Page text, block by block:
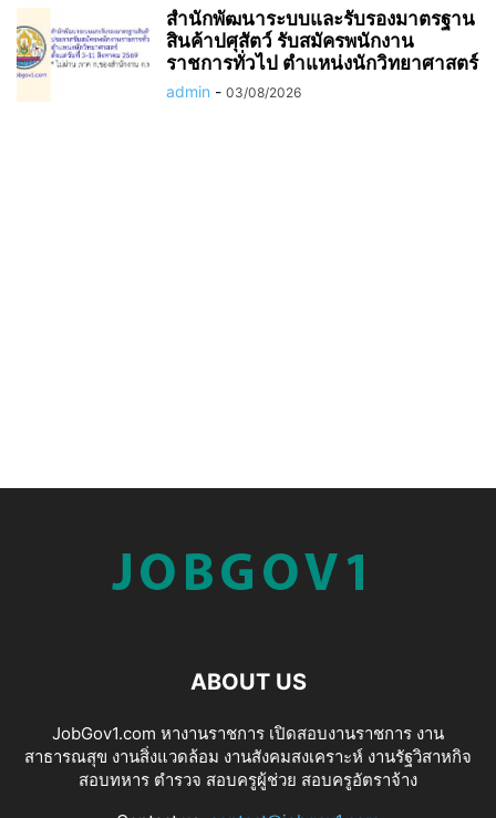
สำนักพัฒนาระบบและรับรองมาตรฐาน
สินค้าปศุสัตว์ รับสมัครพนักงาน
ราชการทั่วไป ตำแหน่งนักวิทยาศาสตร์
admin - 03/08/2026
ABOUT US
JobGov1.com หางานราชการ เปิดสอบงานราชการ งาน
สาธารณสุข งานสิ่งแวดล้อม งานสังคมสงเคราะห์ งานรัฐวิสาหกิจ
สอบทหาร ตำรวจ สอบครูผู้ช่วย สอบครูอัตราจ้าง